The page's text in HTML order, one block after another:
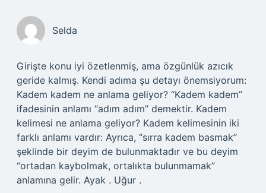
Selda
Girişte konu iyi özetlenmiş, ama özgünlük azıcık
geride kalmış. Kendi adıma şu detayı önemsiyorum:
Kadem kadem ne anlama geliyor? “Kadem kadem”
ifadesinin anlamı “adım adım” demektir. Kadem
kelimesi ne anlama geliyor? Kadem kelimesinin iki
farklı anlamı vardır: Ayrıca, “sırra kadem basmak”
şeklinde bir deyim de bulunmaktadır ve bu deyim
“ortadan kaybolmak, ortalıkta bulunmamak”
anlamına gelir. Ayak . Uğur .